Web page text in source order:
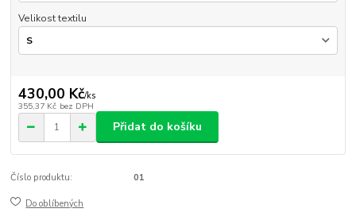
Velikost textilu
430,00 Kč/ks
355,37 Kč bez DPH
Přidat do košíku
Číslo produktu: 01
Do oblíbených